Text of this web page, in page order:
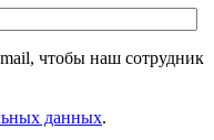
чтобы наш сотрудник
данных.